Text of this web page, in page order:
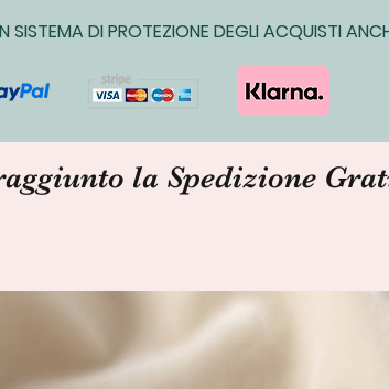
SISTEMA DI PROTEZIONE DEGLI ACQUISTI
la Spedizione